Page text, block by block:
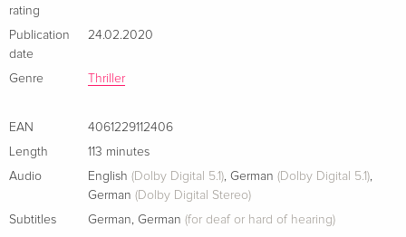
Einblick in die Arbeit des Mossad gewährt.
Pressezitate:
"Adler schafft es immer wieder, für Suspense zu sorgen." (Der
"Diane Kruger spielt das grossartig!" (ZDF aspekte)
"Ein sehr sehr spannender Film." (Rbb Kulturradio)
"Ein Thriller-Drama, das zeigt, wie wenig das wahre
Agentenleben mit der Welt von James Bond & Co. zu tun
hat." (filmstarts.de)
rating
Publication
date
24.02.2020
Genre Thriller
EAN
4061229112406
Length
113 minutes
Audio
English (Dolby Digital 5.1), German (Dolby Digital 5.1),
German (Dolby Digital Stereo)
Subtitles
German, German (for deaf or hard of hearing)